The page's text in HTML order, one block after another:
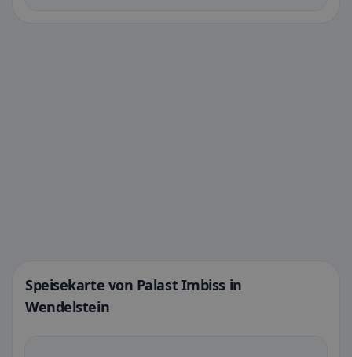
Speisekarte von Palast Imbiss in
Wendelstein